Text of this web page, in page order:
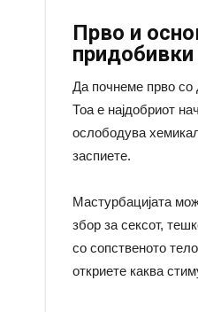
Прво и
придобивки
Да почнеме прво со
Тоа е најдобриот
ослободува
заспиете.
Мастурбацијата
збор за сексот,
со сопственото
откриете каква